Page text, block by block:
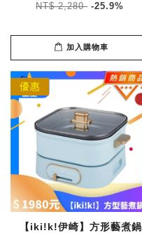
NT$ 2,280 -25.9%
加入購物車
優惠
【iki!k!伊崎】方形藝煮鍋